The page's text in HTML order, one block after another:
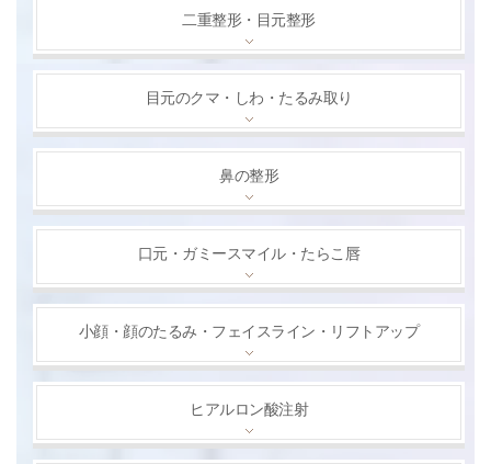
二重整形・目元整形
目元のクマ・しわ・たるみ取り
鼻の整形
口元・ガミースマイル・たらこ唇
小顔・顔のたるみ・フェイスライン・リフトアップ
ヒアルロン酸注射